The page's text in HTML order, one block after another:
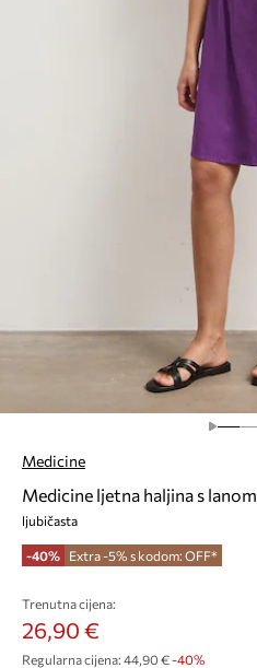
Medicine
Medicine ljetna haljina s lanom
ljubičasta
-40% Extra -5% s kodom: OFF*
Trenutna cijena:
26,90 €
Regularna cijena: 44,90 €-40%